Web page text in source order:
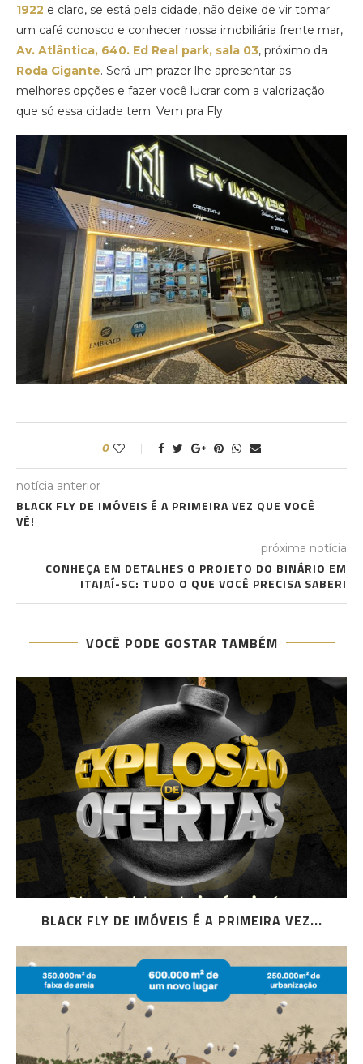
1922 e claro, se está pela cidade, não deixe de vir tomar
um café conosco e conhecer nossa imobiliária frente mar,
Av. Atlântica, 640. Ed Real park, sala 03, próximo da
Roda Gigante. Será um prazer lhe apresentar as
melhores opções e fazer você lucrar com a valorização
que só essa cidade tem. Vem pra Fly.
0
notícia anterior
BLACK FLY DE IMÓVEIS É A PRIMEIRA VEZ QUE VOCÊ
VÊ!
próxima notícia
CONHEÇA EM DETALHES O PROJETO DO BINÁRIO EM
ITAJAÍ-SC: TUDO O QUE VOCÊ PRECISA SABER!
VOCÊ PODE GOSTAR TAMBÉM
BLACK FLY DE IMÓVEIS É A PRIMEIRA VEZ...